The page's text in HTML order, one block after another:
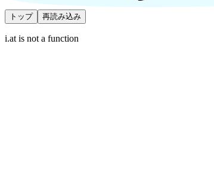
トップ 再読み込み
i.at is not a function